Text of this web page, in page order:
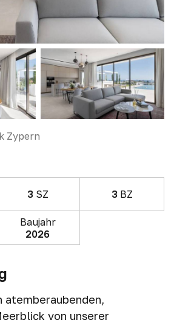
Zypern
3 SZ 3 BZ
Baujahr
2026
atemberaubenden,
von unserer